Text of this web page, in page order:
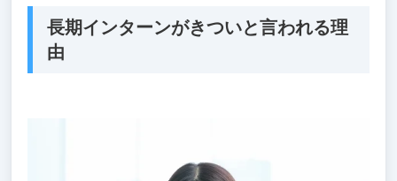
長期インターンがきついと言われる理
由